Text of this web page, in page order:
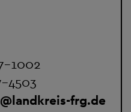
1002
4503
@landkreis-frg.de